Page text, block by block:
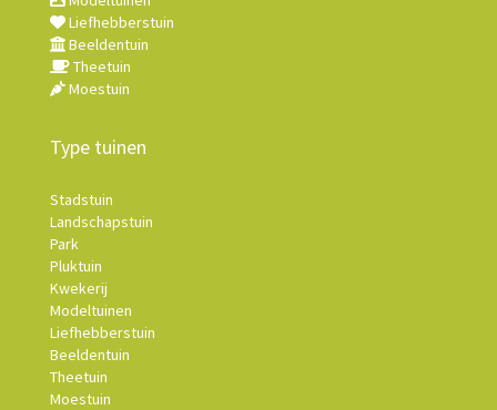
Liefhebberstuin
Beeldentuin
Theetuin
Moestuin
Type tuinen
Stadstuin
Landschapstuin
Park
Pluktuin
Kwekerij
Modeltuinen
Liefhebberstuin
Beeldentuin
Theetuin
Moestuin